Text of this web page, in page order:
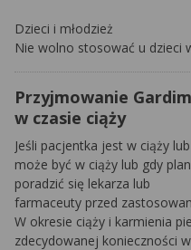
Dzieci i młodzież
Nie wolno stosować u dzieci
Przyjmowanie
w czasie ciąży
Jeśli pacjentka jest w ciąży
może być w ciąży lub gdy
poradzić się lekarza lub
farmaceuty przed
W okresie ciąży i karmienia
zdecydowanej konieczności